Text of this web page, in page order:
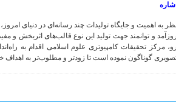
اشاره
به اهمیت و جایگاه تولیدات چند رسانه‌ای در دنیای
روزآمد و توانمند جهت تولید این نوع قالب‌های اثربخش و
رو، مرکز تحقیقات کامپیوتری علوم اسلامی اقدام به
گوناگون نموده است تا زودتر و مطلوب‌تر به اهداف